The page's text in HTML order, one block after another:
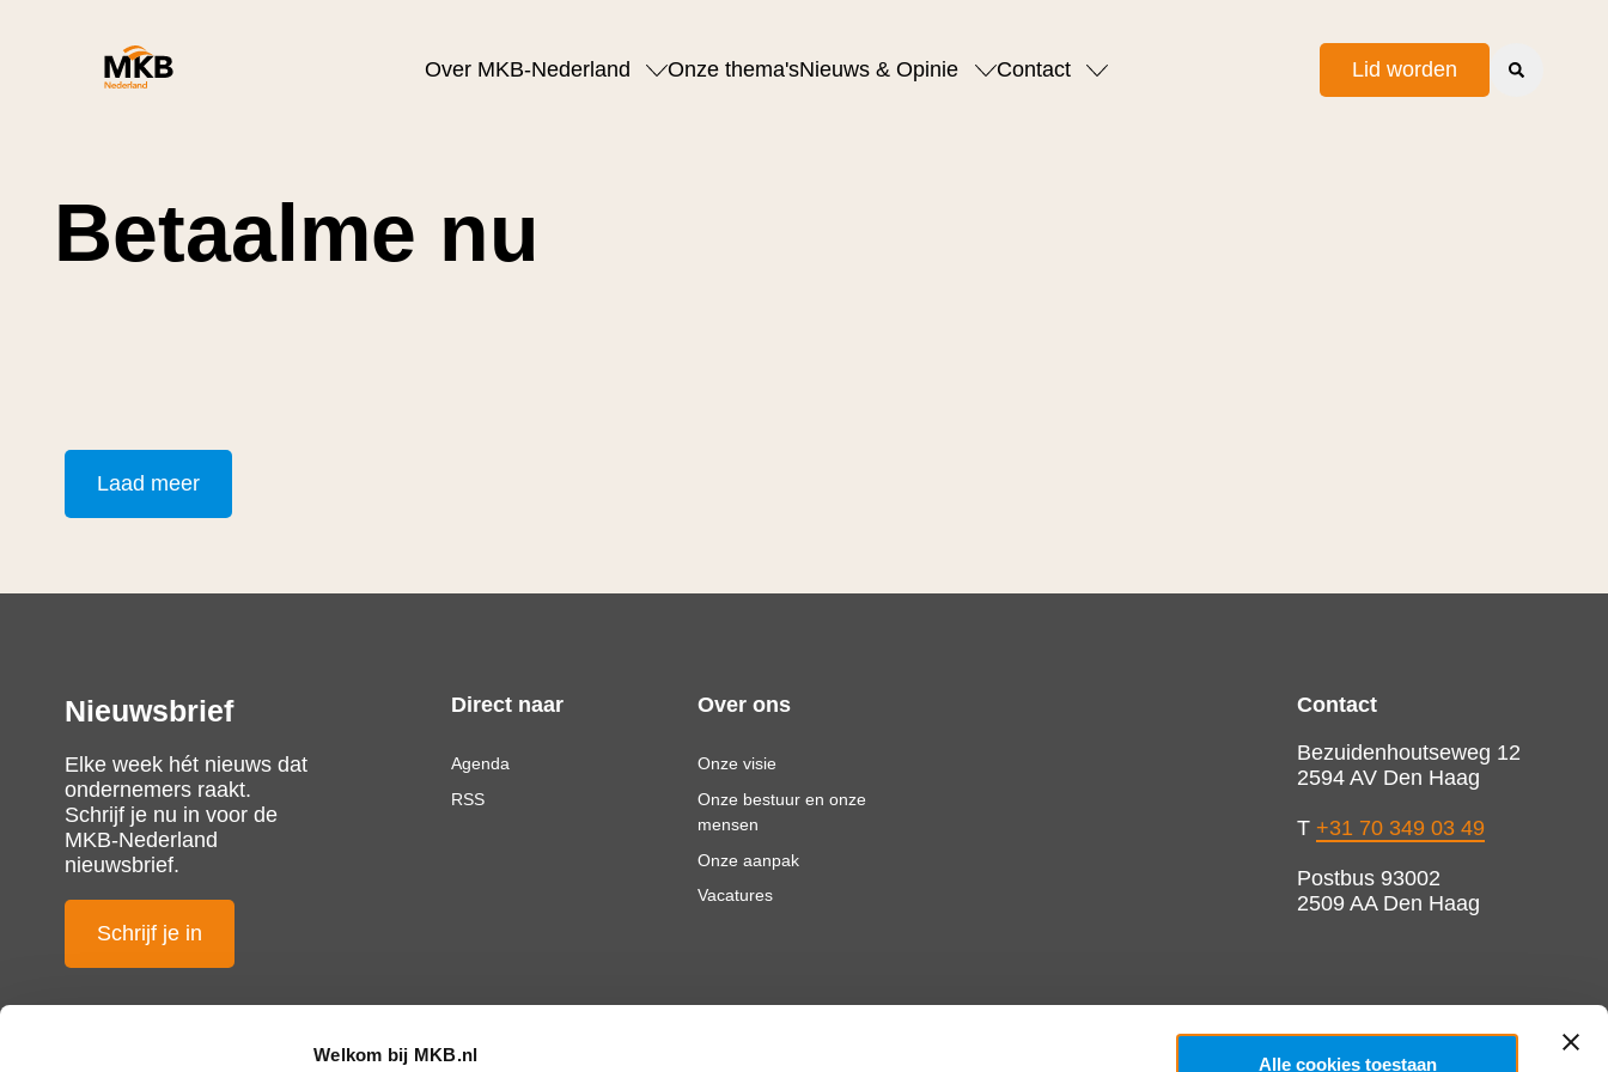
Welkom bij MKB.nl Alle cookies toestaan
Over MKB-Nederland Onze thema'sNieuws & Opinie Contact Lid worden
Betaalme nu
Laad meer
Nieuwsbrief
Elke week hét nieuws dat
ondernemers raakt.
Schrijf je nu in voor de
MKB-Nederland
nieuwsbrief.
Schrijf je in
Direct naar
Agenda
RSS
Over ons
Onze visie
Onze bestuur en onze
mensen
Onze aanpak
Vacatures
Contact
Bezuidenhoutseweg 12
2594 AV Den Haag
T +31 70 349 03 49
Postbus 93002
2509 AA Den Haag